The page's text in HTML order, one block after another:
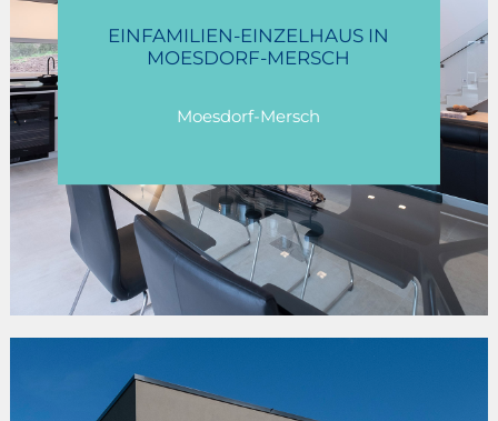
EINFAMILIEN-EINZELHAUS IN
MOESDORF-MERSCH
Moesdorf-Mersch